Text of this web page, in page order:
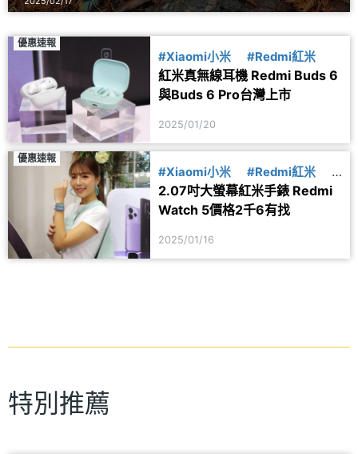
優惠速報
#Xiaomi小米 #Redmi紅米
紅米真無線耳機 Redmi Buds 6
與Buds 6 Pro台灣上市
2025/01/20
優惠速報
#Xiaomi小米 #Redmi紅米
#
紅米手錶
2.07吋大螢幕紅米手錶 Redmi
Watch 5價格2千6有找
2025/01/16
特別推薦